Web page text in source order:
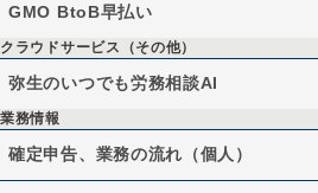
GMO BtoB早払い
クラウドサービス（その他）
弥生のいつでも労務相談AI
業務情報
確定申告、業務の流れ（個人）